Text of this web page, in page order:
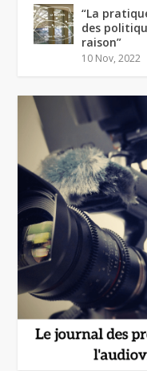
“La
des
raison”
10 Nov, 2022